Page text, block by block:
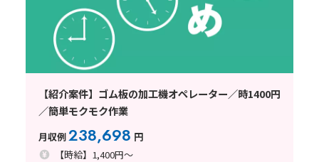
【紹介案件】ゴム板の加工機オペレーター／時1400円
／簡単モクモク作業
月収例238,698 円
【時給】1,400円～